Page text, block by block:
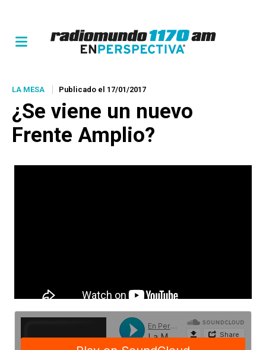
LA MESA Publicado el 17/01/2017
¿Se viene un nuevo
Frente Amplio?